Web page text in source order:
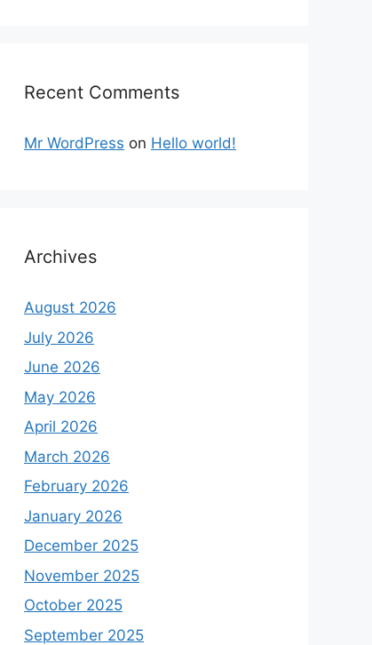
Recent Comments
Mr WordPress on Hello world!
Archives
August 2026
July 2026
June 2026
May 2026
April 2026
March 2026
February 2026
January 2026
December 2025
November 2025
October 2025
September 2025